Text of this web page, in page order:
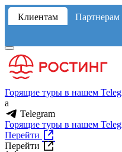
Клиентам Партнерам
Горящие туры в нашем
a
Telegram
Горящие туры в нашем
Перейти
Перейти